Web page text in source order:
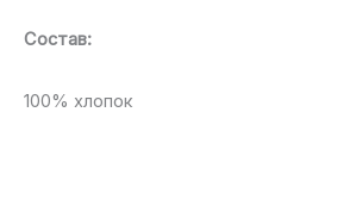
Состав:
100% хлопок